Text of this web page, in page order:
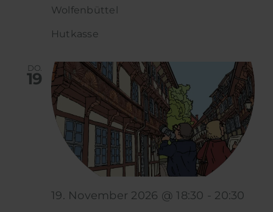
Wolfenbüttel
Hutkasse
DO.
19
19. November 2026 @ 18:30 - 20:30